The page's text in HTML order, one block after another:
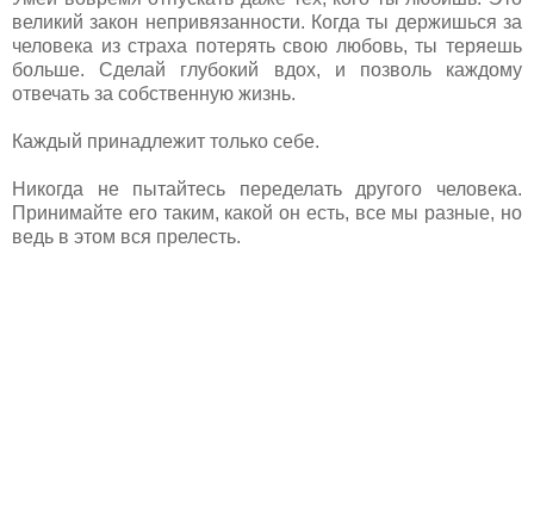
великий закон непривязанности. Когда ты держишься за
человека из страха потерять свою любовь, ты теряешь
больше. Сделай глубокий вдох, и позволь каждому
отвечать за собственную жизнь.
Каждый принадлежит только себе.
Никогда не пытайтесь переделать другого человека.
Принимайте его таким, какой он есть, все мы разные, но
ведь в этом вся прелесть.